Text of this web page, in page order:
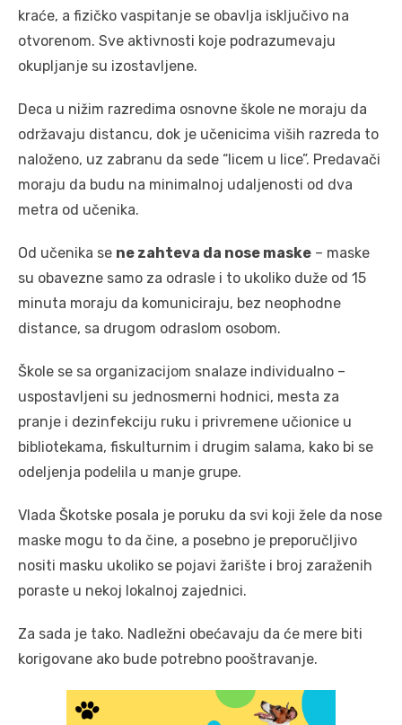
kraće, a fizičko vaspitanje se obavlja isključivo na
otvorenom. Sve aktivnosti koje podrazumevaju
okupljanje su izostavljene.
Deca u nižim razredima osnovne škole ne moraju da
održavaju distancu, dok je učenicima viših razreda to
naloženo, uz zabranu da sede “licem u lice”. Predavači
moraju da budu na minimalnoj udaljenosti od dva
metra od učenika.
Od učenika se ne zahteva da nose maske – maske
su obavezne samo za odrasle i to ukoliko duže od 15
minuta moraju da komuniciraju, bez neophodne
distance, sa drugom odraslom osobom.
Škole se sa organizacijom snalaze individualno –
uspostavljeni su jednosmerni hodnici, mesta za
pranje i dezinfekciju ruku i privremene učionice u
bibliotekama, fiskulturnim i drugim salama, kako bi se
odeljenja podelila u manje grupe.
Vlada Škotske posala je poruku da svi koji žele da nose
maske mogu to da čine, a posebno je preporučljivo
nositi masku ukoliko se pojavi žarište i broj zaraženih
poraste u nekoj lokalnoj zajednici.
Za sada je tako. Nadležni obećavaju da će mere biti
korigovane ako bude potrebno pooštravanje.